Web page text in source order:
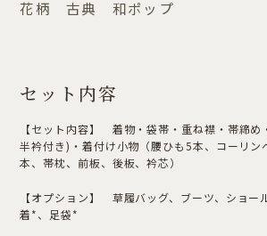
花柄 古典 和ポップ
セット内容
【セット内容】 着物・袋帯・重ね襟・帯締め
半衿付き)・着付け小物（腰ひも5本、コーリン
本、帯枕、前板、後板、衿芯）
【オプション】 草履バッグ、ブーツ、ショー
着*、足袋*